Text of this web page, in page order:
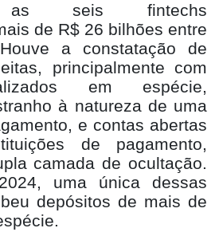
as seis fintechs
de R$ 26 bilhões entre
a constatação de
principalmente com
em espécie,
à natureza de uma
e contas abertas
de pagamento,
camada de ocultação.
uma única dessas
depósitos de mais de